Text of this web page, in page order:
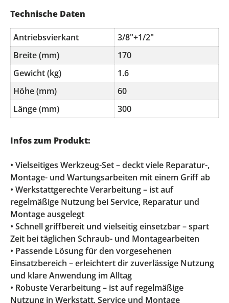
Technische Daten
Antriebsvierkant
3/8"+1/2"
Breite (mm)
170
Gewicht (kg)
1.6
Höhe (mm)
60
Länge (mm)
300
Infos zum Produkt:
• Vielseitiges Werkzeug-Set – deckt viele Reparatur-,
Montage- und Wartungsarbeiten mit einem Griff ab
• Werkstattgerechte Verarbeitung – ist auf
regelmäßige Nutzung bei Service, Reparatur und
Montage ausgelegt
• Schnell griffbereit und vielseitig einsetzbar – spart
Zeit bei täglichen Schraub- und Montagearbeiten
• Passende Lösung für den vorgesehenen
Einsatzbereich – erleichtert dir zuverlässige Nutzung
und klare Anwendung im Alltag
• Robuste Verarbeitung – ist auf regelmäßige
Nutzung in Werkstatt, Service und Montage